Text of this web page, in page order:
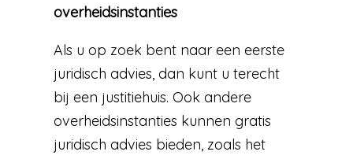
overheidsinstanties
Als u op zoek bent naar een eerste
juridisch advies, dan kunt u terecht
bij een justitiehuis. Ook andere
overheidsinstanties kunnen gratis
juridisch advies bieden, zoals het